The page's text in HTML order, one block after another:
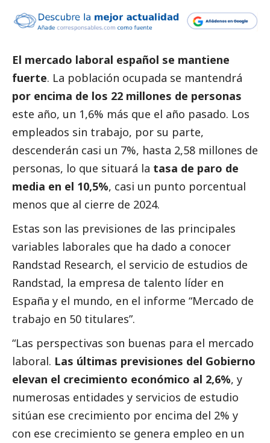
El mercado laboral español se mantiene
fuerte. La población ocupada se mantendrá
por encima de los 22 millones de personas
este año, un 1,6% más que el año pasado. Los
empleados sin trabajo, por su parte,
descenderán casi un 7%, hasta 2,58 millones de
personas, lo que situará la tasa de paro de
media en el 10,5%, casi un punto porcentual
menos que al cierre de 2024.
Estas son las previsiones de las principales
variables laborales que ha dado a conocer
Randstad Research, el servicio de estudios de
Randstad, la empresa de talento líder en
España y el mundo, en el informe “Mercado de
trabajo en 50 titulares”.
“Las perspectivas son buenas para el mercado
laboral. Las últimas previsiones del Gobierno
elevan el crecimiento económico al 2,6%, y
numerosas entidades y servicios de estudio
sitúan ese crecimiento por encima del 2% y
con ese crecimiento se genera empleo en un